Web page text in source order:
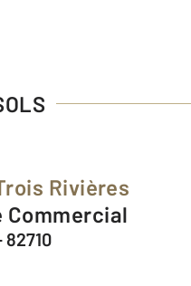
Trois Rivières
Commercial
82710